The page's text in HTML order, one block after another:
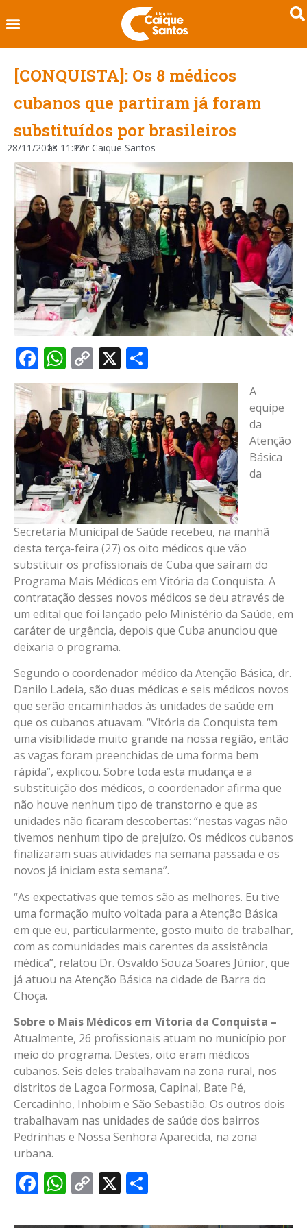
[CONQUISTA]: Os 8 médicos
cubanos que partiram já foram
substituídos por brasileiros
28/11/2018
às 11:12
Por Caique Santos
Facebook
WhatsApp
Copy
Link
X
A
equipe
da
Atenção
Básica
da
Secretaria Municipal de Saúde recebeu, na manhã
desta terça-feira (27) os oito médicos que vão
substituir os profissionais de Cuba que saíram do
Programa Mais Médicos em Vitória da Conquista. A
contratação desses novos médicos se deu através de
um edital que foi lançado pelo Ministério da Saúde, em
caráter de urgência, depois que Cuba anunciou que
deixaria o programa.
Segundo o coordenador médico da Atenção Básica, dr.
Danilo Ladeia, são duas médicas e seis médicos novos
que serão encaminhados às unidades de saúde em
que os cubanos atuavam. “Vitória da Conquista tem
uma visibilidade muito grande na nossa região, então
as vagas foram preenchidas de uma forma bem
rápida”, explicou. Sobre toda esta mudança e a
substituição dos médicos, o coordenador afirma que
não houve nenhum tipo de transtorno e que as
unidades não ficaram descobertas: “nestas vagas não
tivemos nenhum tipo de prejuízo. Os médicos cubanos
finalizaram suas atividades na semana passada e os
novos já iniciam esta semana”.
“As expectativas que temos são as melhores. Eu tive
uma formação muito voltada para a Atenção Básica
em que eu, particularmente, gosto muito de trabalhar,
com as comunidades mais carentes da assistência
médica”, relatou Dr. Osvaldo Souza Soares Júnior, que
já atuou na Atenção Básica na cidade de Barra do
Choça.
Sobre o Mais Médicos em Vitoria da Conquista –
Atualmente, 26 profissionais atuam no município por
meio do programa. Destes, oito eram médicos
cubanos. Seis deles trabalhavam na zona rural, nos
distritos de Lagoa Formosa, Capinal, Bate Pé,
Cercadinho, Inhobim e São Sebastião. Os outros dois
trabalhavam nas unidades de saúde dos bairros
Pedrinhas e Nossa Senhora Aparecida, na zona
urbana.
Facebook
WhatsApp
Copy
X